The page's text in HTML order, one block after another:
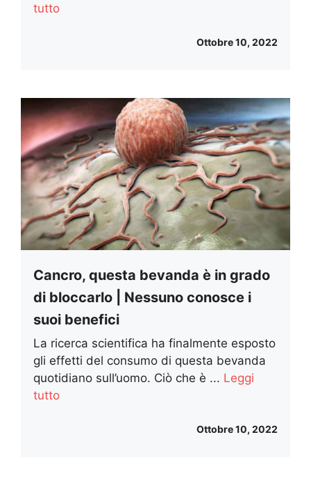
tutto
Ottobre 10, 2022
Cancro, questa bevanda è in grado
di bloccarlo | Nessuno conosce i
suoi benefici
La ricerca scientifica ha finalmente esposto
gli effetti del consumo di questa bevanda
quotidiano sull’uomo. Ciò che è ... Leggi
tutto
Ottobre 10, 2022